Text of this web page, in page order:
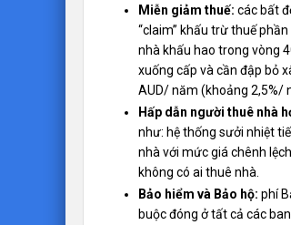
Miễn giảm thuế: các bất
“claim” khấu trừ thuế
nhà khấu hao trong vòng
xuống cấp và cần đập bỏ
AUD/ năm (khoảng 2,5%/
Hấp dẫn người thuê nhà
như: hệ thống sưởi nhiệt
nhà với mức giá chênh
không có ai thuê nhà.
Bảo hiểm và Bảo hộ: phí
buộc đóng ở tất cả các